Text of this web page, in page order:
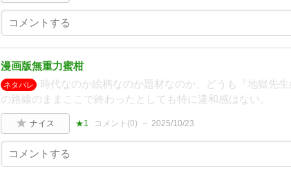
漫画版無重力蜜柑
ネタバレ
時代なのか絵柄なのか題材なのか、どうも『地獄先
の路線のままここで終わったとしても特に違和感はない。
ナイス ★1 コメント(0) 2025/10/23